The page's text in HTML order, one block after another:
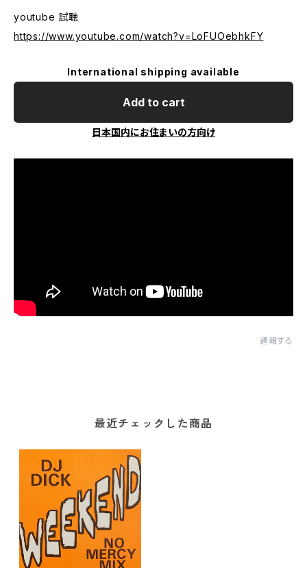
youtube 試聴
https://www.youtube.com/watch?v=LoFUOebhkFY
International shipping available
Add to cart
日本国内にお住まいの方向け
通報する
最近チェックした商品